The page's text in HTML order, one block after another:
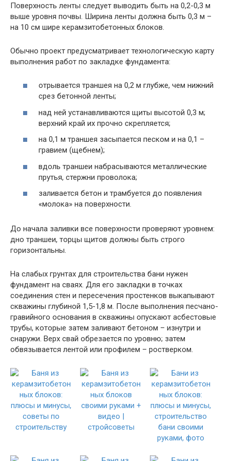
Поверхность ленты следует выводить быть на 0,2-0,3 м
выше уровня почвы. Ширина ленты должна быть 0,3 м –
на 10 см шире керамзитобетонных блоков.
Обычно проект предусматривает технологическую карту
выполнения работ по закладке фундамента:
отрывается траншея на 0,2 м глубже, чем нижний
срез бетонной ленты;
над ней устанавливаются щиты высотой 0,3 м;
верхний край их прочно скрепляется;
на 0,1 м траншея засыпается песком и на 0,1 –
гравием (щебнем);
вдоль траншеи набрасываются металлические
прутья, стержни проволока;
заливается бетон и трамбуется до появления
«молока» на поверхности.
До начала заливки все поверхности проверяют уровнем:
дно траншеи, торцы щитов должны быть строго
горизонтальны.
На слабых грунтах для строительства бани нужен
фундамент на сваях. Для его закладки в точках
соединения стен и пересечения простенков выкапывают
скважины глубиной 1,5-1,8 м. После выполнения песчано-
гравийного основания в скважины опускают асбестовые
трубы, которые затем заливают бетоном – изнутри и
снаружи. Верх свай обрезается по уровню; затем
обвязывается лентой или профилем – ростверком.